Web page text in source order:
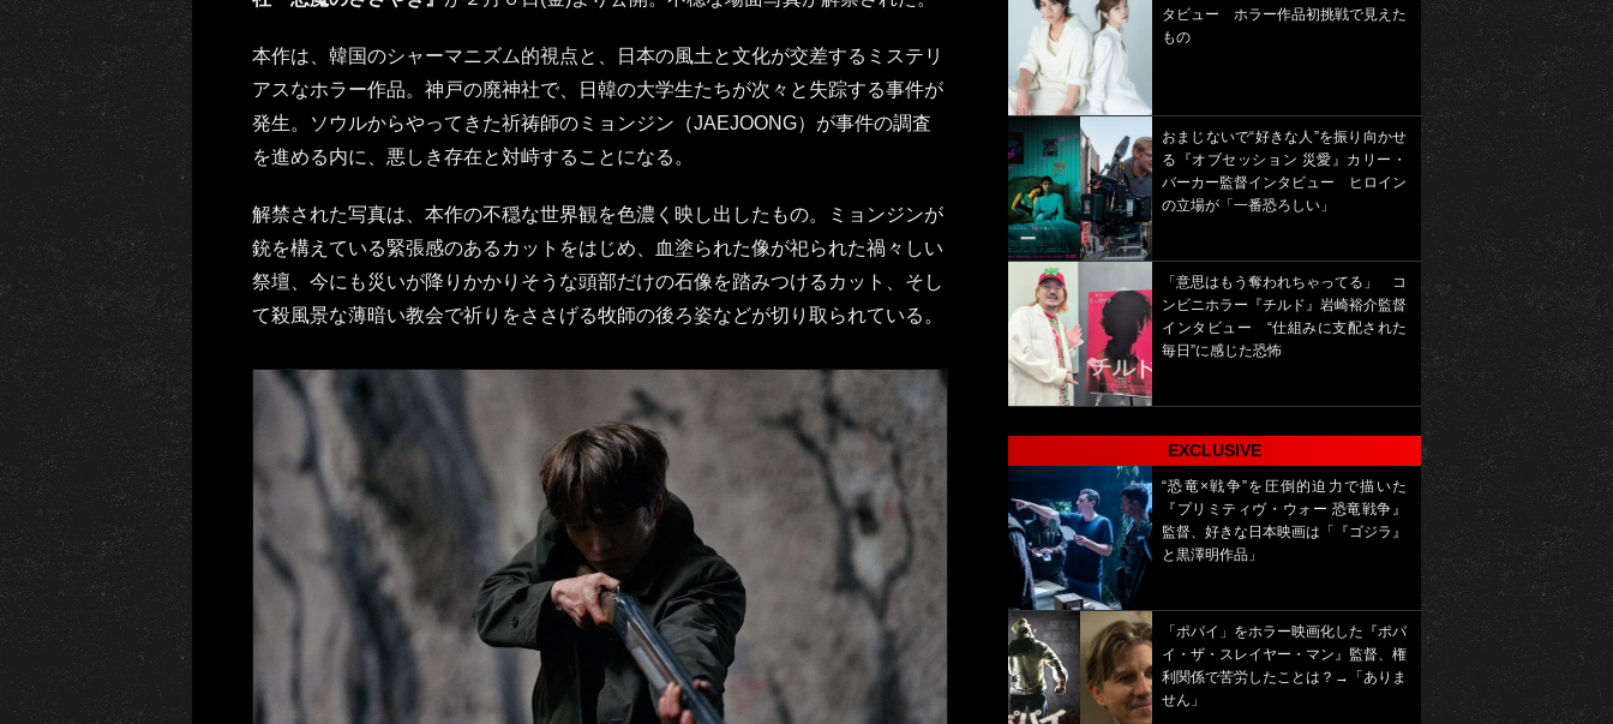
本作は、韓国のシャーマニズム的視点と、日本の風土と文化が交差するミステリ
アスなホラー作品。神戸の廃神社で、日韓の大学生たちが次々と失踪する事件が
発生。ソウルからやってきた祈祷師のミョンジン（JAEJOONG）が事件の調査
を進める内に、悪しき存在と対峙することになる。
解禁された写真は、本作の不穏な世界観を色濃く映し出したもの。ミョンジンが
銃を構えている緊張感のあるカットをはじめ、血塗られた像が祀られた禍々しい
祭壇、今にも災いが降りかかりそうな頭部だけの石像を踏みつけるカット、そし
て殺風景な薄暗い教会で祈りをささげる牧師の後ろ姿などが切り取られている。
タビュー ホラー作品初挑戦で見えた
もの
おまじないで“好きな人”を振り向かせ
る『オブセッション 災愛』カリー・
バーカー監督インタビュー ヒロイン
の立場が「一番恐ろしい」
「意思はもう奪われちゃってる」 コ
ンビニホラー『チルド』岩崎裕介監督
インタビュー “仕組みに支配された
毎日”に感じた恐怖
EXCLUSIVE
“恐竜×戦争”を圧倒的迫力で描いた
『プリミティヴ・ウォー 恐竜戦争』
監督、好きな日本映画は「『ゴジラ』
と黒澤明作品」
「ポパイ」をホラー映画化した『ポパ
イ・ザ・スレイヤー・マン』監督、権
利関係で苦労したことは？→「ありま
せん」